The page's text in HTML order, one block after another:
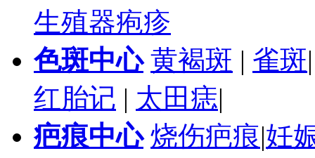
生殖器疱疹
色斑中心 黄褐斑 | 雀斑
红胎记 | 太田痣|
疤痕中心 烧伤疤痕|妊